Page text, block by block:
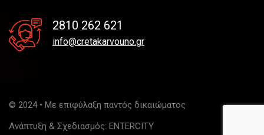
2810 262 621
info@cretakarvouno.gr
© 2024 • Με επιφύλαξη παντός δικαιώματος
Ανάπτυξη & Σχεδιασμός: ENTERCITY